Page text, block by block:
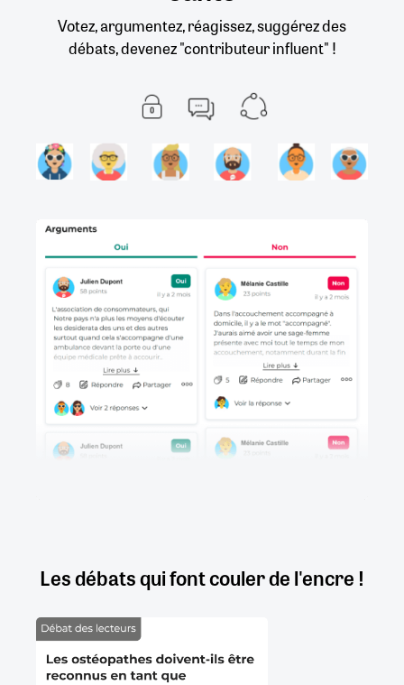
Votez, argumentez, réagissez, suggérez des
débats, devenez "contributeur influent" !
Les débats qui font couler de l'encre !